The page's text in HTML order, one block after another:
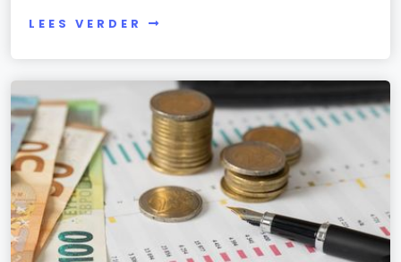
Sloterdijk-West
Slotermeer-West
Slotermeer-Zuidoost
Slotervaart-Noord
Slotervaart-Zuid
Spaarndammerbuurt/Zeeheldenbuurt
LEES VERDER